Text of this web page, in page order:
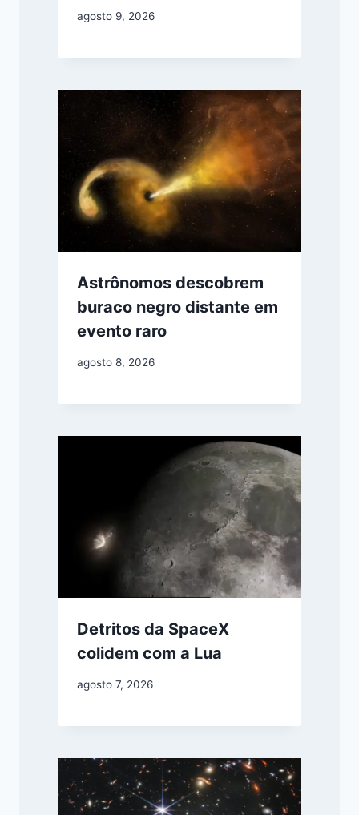
agosto 9, 2026
Astrônomos descobrem
buraco negro distante em
evento raro
agosto 8, 2026
Detritos da SpaceX
colidem com a Lua
agosto 7, 2026